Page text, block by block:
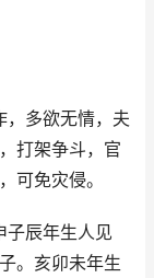
，多欲无情，夫
打架争斗，官
可免灾侵。
子辰年生人见
。亥卯未年生